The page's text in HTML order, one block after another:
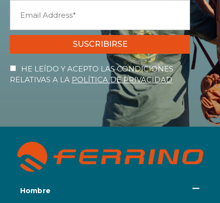
SUSCRIBIRSE
HE LEÍDO Y ACEPTO LAS CONDICIONES
RELATIVAS A LA POLÍTICA DE PRIVACIDAD
Hombre